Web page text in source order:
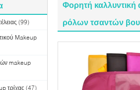
(99)
Makeup
makeup
τρίχας (47)
Φορητή
ρόλων τσαντών